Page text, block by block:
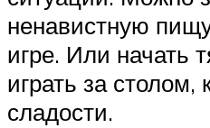
ненавистную
игре. Или начать
играть за столом,
сладости.